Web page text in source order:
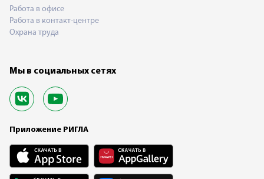
Работа в офисе
Работа в контакт-центре
Охрана труда
Мы в социальных сетях
Приложение РИГЛА